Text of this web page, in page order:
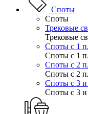
Споты
Споты
Трековые
Трековые
Споты с 1
Споты с 1
Споты с 2
Споты с 2
Споты с 3 и
Споты с 3 и